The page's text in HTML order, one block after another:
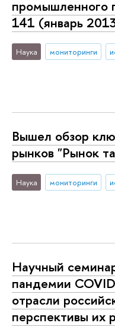
промышленного
141 (январь
Наука мониторинги
Вышел обзор
рынков "Рынок
Наука мониторинги
Научный
пандемии
отрасли
перспективы их